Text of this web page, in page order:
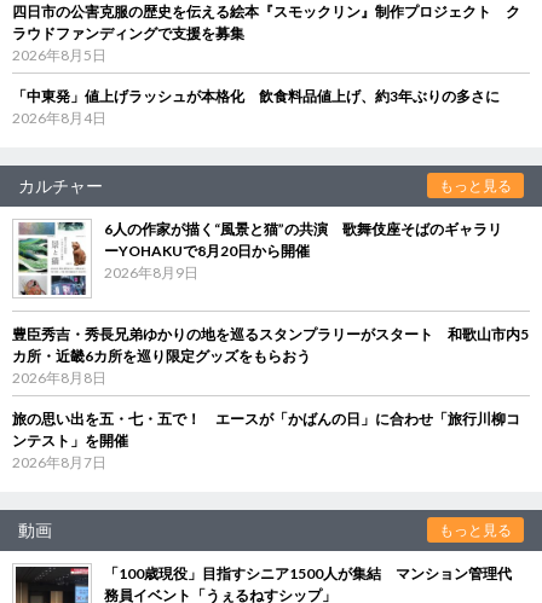
四日市の公害克服の歴史を伝える絵本『スモックリン』制作プロジェクト ク
ラウドファンディングで支援を募集
2026年8月5日
「中東発」値上げラッシュが本格化 飲食料品値上げ、約3年ぶりの多さに
2026年8月4日
カルチャー もっと見る
6人の作家が描く“風景と猫”の共演 歌舞伎座そばのギャラリ
ーYOHAKUで8月20日から開催
2026年8月9日
豊臣秀吉・秀長兄弟ゆかりの地を巡るスタンプラリーがスタート 和歌山市内5
カ所・近畿6カ所を巡り限定グッズをもらおう
2026年8月8日
旅の思い出を五・七・五で！ エースが「かばんの日」に合わせ「旅行川柳コ
ンテスト」を開催
2026年8月7日
動画 もっと見る
「100歳現役」目指すシニア1500人が集結 マンション管理代
務員イベント「うぇるねすシップ」